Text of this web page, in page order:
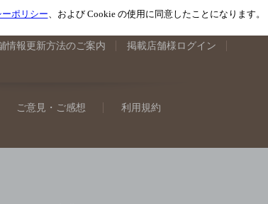
情報更新方法のご案内 掲載店舗様ログイン
ご意見・ご感想 利用規約
ポリシー、および Cookie の使用に同意したことになります。